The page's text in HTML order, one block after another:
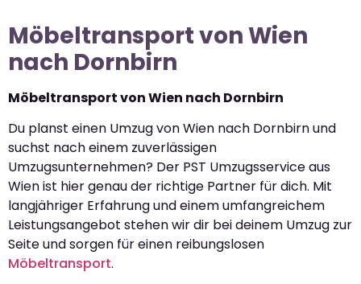
Möbeltransport von Wien
nach Dornbirn
Möbeltransport von Wien nach Dornbirn
Du planst einen Umzug von Wien nach Dornbirn und
suchst nach einem zuverlässigen
Umzugsunternehmen? Der PST Umzugsservice aus
Wien ist hier genau der richtige Partner für dich. Mit
langjähriger Erfahrung und einem umfangreichem
Leistungsangebot stehen wir dir bei deinem Umzug zur
Seite und sorgen für einen reibungslosen
Möbeltransport.